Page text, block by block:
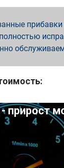
прибавки
прирост